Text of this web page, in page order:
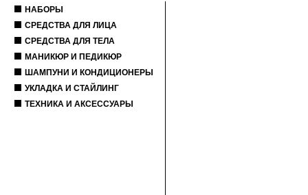
НАБОРЫ
СРЕДСТВА ДЛЯ ЛИЦА
СРЕДСТВА ДЛЯ ТЕЛА
МАНИКЮР И ПЕДИКЮР
ШАМПУНИ И КОНДИЦИОНЕРЫ
УКЛАДКА И СТАЙЛИНГ
ТЕХНИКА И АКСЕССУАРЫ